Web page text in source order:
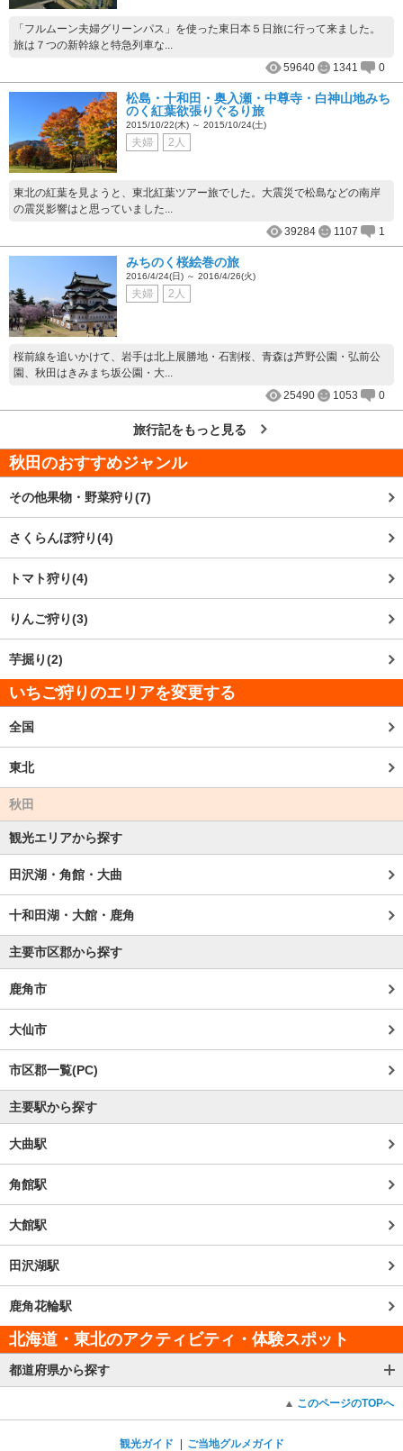
「フルムーン夫婦グリーンパス」を使った東日本５日旅に行って来ました。
旅は７つの新幹線と特急列車な...
59640
1341 0
松島・十和田・奥入瀬・中尊寺・白神山地みち
のく紅葉欲張りぐるり旅
2015/10/22(木) ～ 2015/10/24(土)
夫婦 2人
東北の紅葉を見ようと、東北紅葉ツアー旅でした。大震災で松島などの南岸
の震災影響はと思っていました...
39284
1107 1
みちのく桜絵巻の旅
2016/4/24(日) ～ 2016/4/26(火)
夫婦 2人
桜前線を追いかけて、岩手は北上展勝地・石割桜、青森は芦野公園・弘前公
園、秋田はきみまち坂公園・大...
25490
1053 0
旅行記をもっと見る
秋田 のおすすめジャンル
その他果物・野菜狩り(7)
さくらんぼ狩り(4)
トマト狩り(4)
りんご狩り(3)
芋掘り(2)
いちご狩りのエリアを変更する
全国
東北
秋田
観光エリアから探す
田沢湖・角館・大曲
十和田湖・大館・鹿角
主要市区郡から探す
鹿角市
大仙市
市区郡一覧(PC)
主要駅から探す
大曲駅
角館駅
大館駅
田沢湖駅
鹿角花輪駅
北海道・東北のアクティビティ・体験スポット
都道府県から探す
このページのTOPへ
観光ガイド ご当地グルメガイド